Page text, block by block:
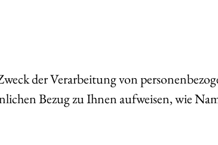
der Verarbeitung von
Bezug zu Ihnen aufweisen, wie